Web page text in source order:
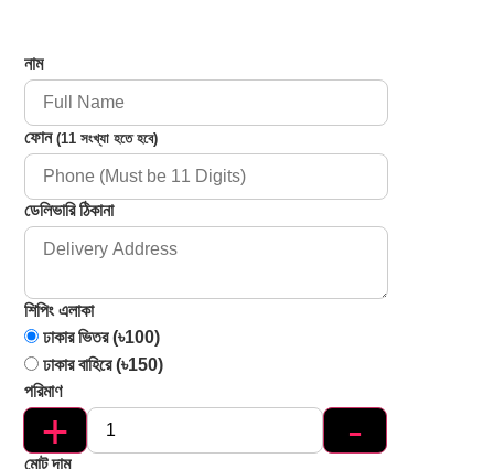
নাম
ফোন (11 সংখ্যা হতে হবে)
ডেলিভারি ঠিকানা
শিপিং এলাকা
ঢাকার ভিতর (৳100)
ঢাকার বাহিরে (৳150)
পরিমাণ
+ -
মোট দাম